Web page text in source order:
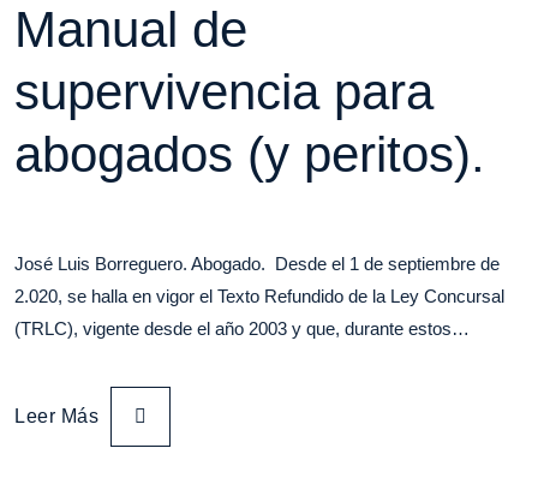
Manual de
supervivencia para
abogados (y peritos).
José Luis Borreguero. Abogado. Desde el 1 de septiembre de
2.020, se halla en vigor el Texto Refundido de la Ley Concursal
(TRLC), vigente desde el año 2003 y que, durante estos…
Leer Más